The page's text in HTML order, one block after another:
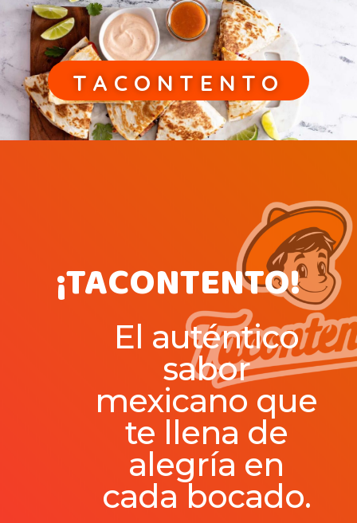
TACONTENTO
¡TACONTENTO!
El auténtico
sabor
mexicano que
te llena de
alegría en
cada bocado.